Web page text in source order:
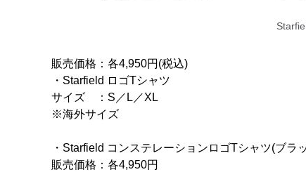
販売価格：各4,950円(税込)
・Starfield ロゴTシャツ
サイズ ：S／L／XL
※海外サイズ
・Starfield コンステレーションロゴTシャツ(ブラ
販売価格：各4,950円